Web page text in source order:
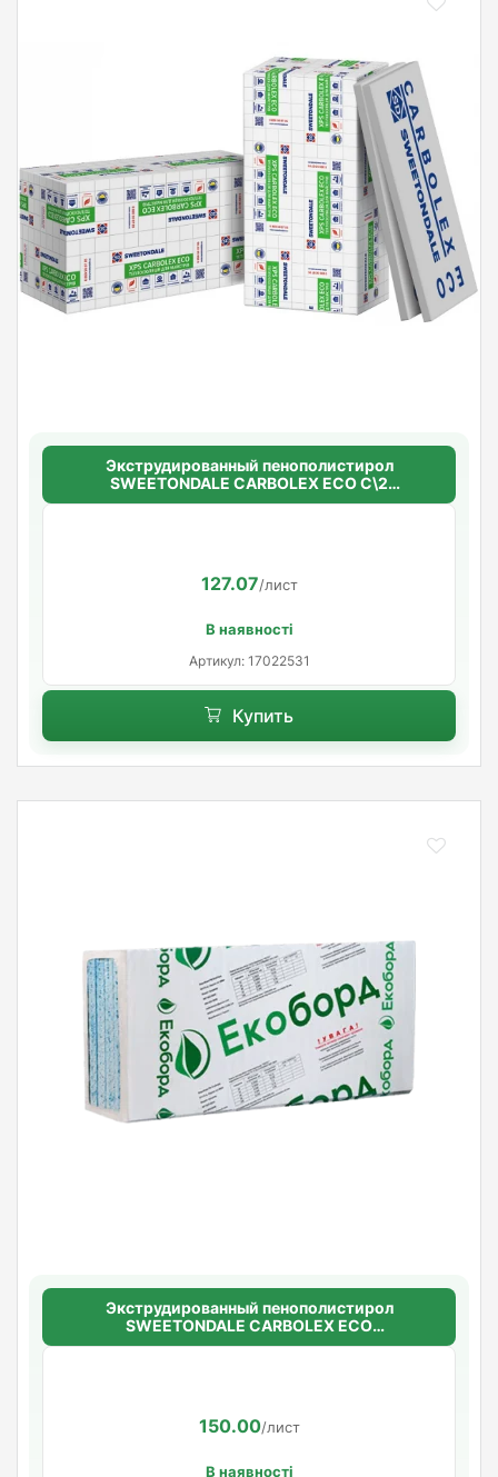
Экструдированный пенополистирол
SWEETONDALE CARBOLEX ECO C\2
(шероховатый) 40мм.*1180мм.*580мм.
127.07/лист
В наявності
Артикул: 17022531
Купить
Экструдированный пенополистирол
SWEETONDALE CARBOLEX ECO
30мм.*1180мм.*580мм. (8,89720м2 в уп.)
150.00/лист
В наявності